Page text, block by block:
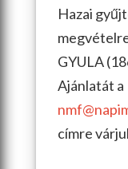
Hazai
GYULA
Ajánlatát a
címre